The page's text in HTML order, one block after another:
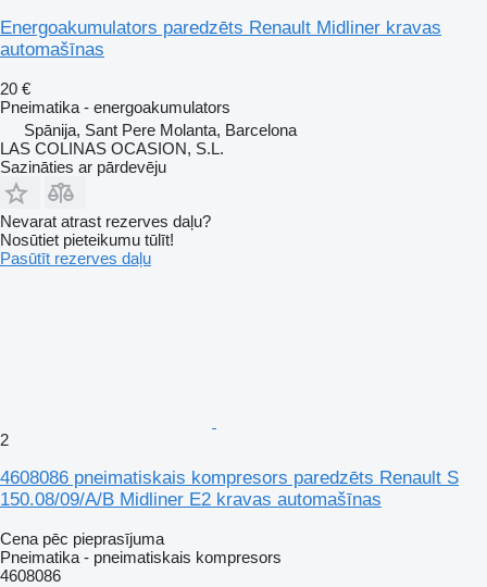
Energoakumulators paredzēts Renault Midliner kravas
automašīnas
20 €
Pneimatika - energoakumulators
Spānija, Sant Pere Molanta, Barcelona
LAS COLINAS OCASION, S.L.
Sazināties ar pārdevēju
Nevarat atrast rezerves daļu?
Nosūtiet pieteikumu tūlīt!
Pasūtīt rezerves daļu
2
4608086 pneimatiskais kompresors paredzēts Renault S
150.08/09/A/B Midliner E2 kravas automašīnas
Cena pēc pieprasījuma
Pneimatika - pneimatiskais kompresors
4608086